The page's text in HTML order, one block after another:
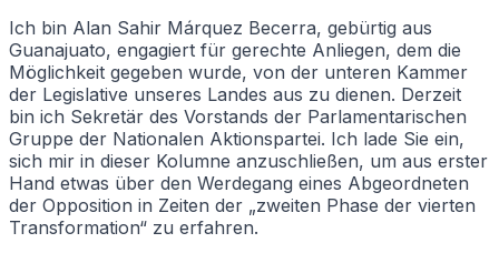
Ich bin Alan Sahir Márquez Becerra, gebürtig aus
Guanajuato, engagiert für gerechte Anliegen, dem die
Möglichkeit gegeben wurde, von der unteren Kammer
der Legislative unseres Landes aus zu dienen. Derzeit
bin ich Sekretär des Vorstands der Parlamentarischen
Gruppe der Nationalen Aktionspartei. Ich lade Sie ein,
sich mir in dieser Kolumne anzuschließen, um aus erster
Hand etwas über den Werdegang eines Abgeordneten
der Opposition in Zeiten der „zweiten Phase der vierten
Transformation“ zu erfahren.